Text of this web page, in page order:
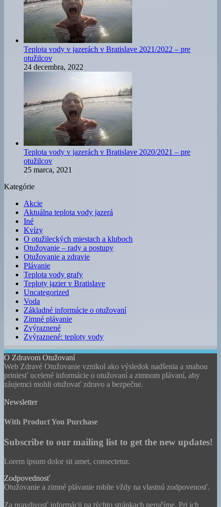
Teplota vody v jazerách v Bratislave 2021/2022 – pre
otužilcov
24 decembra, 2022
Teplota vody v jazerách v Bratislave 2020/2021 – pre
otužilcov
25 marca, 2021
Kategórie
Akcie
Aktuálna teplota vody jazerá
Iné
Kvízy
O otužileckých miestach a kluboch
Otužovanie – rady a postupy
Otužovanie a zdravie
Plávanie
Teplota vody grafy
Teploty jazier v Bratislave
Uncategorized
Voda
Základné informácie o otužovaní
Zimné plávanie
Zvýraznené
Zvýraznené: teploty vody
O Zdravom Otužovaní
Web Zdravé Otužovanie vznikol ako výsledok nadšenia a snahou
priniesť ucelené informácie o otužovaní a zimnom plávaní, aby
záujemci mohli otužovať zdravo a bezpečne.
Newsletter
With Product You Purchase
Subscribe to our mailing list to get the new updates!
Lorem ipsum dolor sit amet, consectetur.
Zodpovednosť
Otužovanie a zimné plávanie robíte vždy na vlastnú zodpovenosť.
Za pravdivosť informácii na týchto stránkach neručíme. Pri ich